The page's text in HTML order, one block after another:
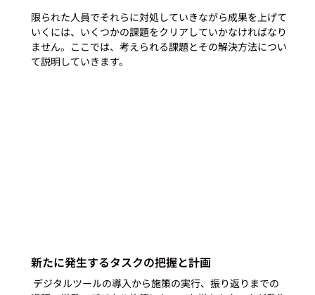
限られた人員でそれらに対処していきながら成果を上げて
いくには、いくつかの課題をクリアしていかなければなり
ません。ここでは、考えられる課題とその解決方法につい
て説明していきます。
新たに発生するタスクの把握と計画